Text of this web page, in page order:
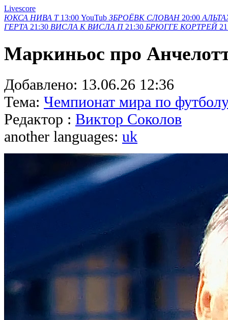
Livescore
ЮКСА НИВА Т 13:00 YouTub ЗБРОЁВК СЛОВАН 20:00
ГЕРТА 21:30 ВИСЛА K ВИСЛА П 21:30 БРЮГГЕ КОРТРЕЙ
Маркиньос про
Добавлено: 13.06.26 12:36
Тема: Чемпионат мира по
Редактор : Виктор Соколов
another languages: uk